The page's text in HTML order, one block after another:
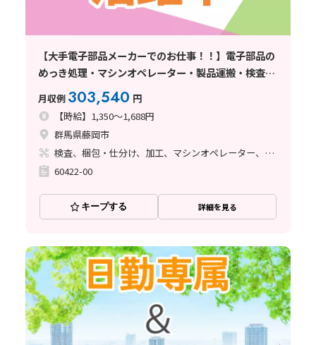
【大手電子部品メーカーでのお仕事！！】電子部品の
めっき処理・マシンオペレーター・製品運搬・検査・
データ入力/未経験歓迎/寮費無料！
月収例 303,540 円
【時給】1,350～1,688円
群馬県藤岡市
検査、梱包・仕分け、加工、マシンオペレーター、メンテナンス・保全、立ち作業、その他
60422-00
キープする 詳細を見る